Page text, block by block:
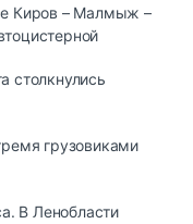
Киров – Малмыж –
столкнулись
грузовиками
В Ленобласти